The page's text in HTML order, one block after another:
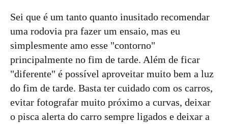
Sei que é um tanto quanto inusitado recomendar
uma rodovia pra fazer um ensaio, mas eu
simplesmente amo esse "contorno"
principalmente no fim de tarde. Além de ficar
"diferente" é possível aproveitar muito bem a luz
do fim de tarde. Basta ter cuidado com os carros,
evitar fotografar muito próximo a curvas, deixar
o pisca alerta do carro sempre ligados e deixar a